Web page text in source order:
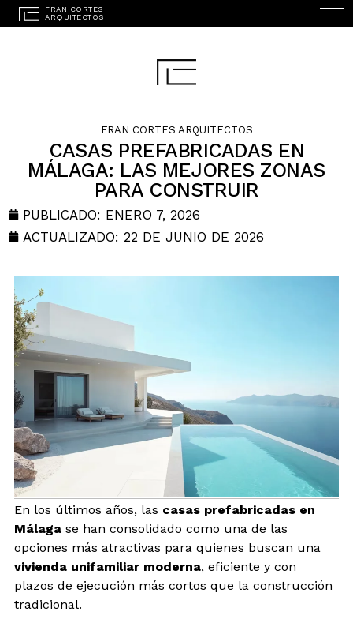
ESTUDIO
SERVICIOS
BLOG
CONTACTO
INTERIORISMO
TIENDA
ESPAÑOL
FRAN CORTES ARQUITECTOS
CASAS PREFABRICADAS EN
MÁLAGA: LAS MEJORES ZONAS
PARA CONSTRUIR
PUBLICADO: ENERO 7, 2026
ACTUALIZADO: 22 DE JUNIO DE 2026
En los últimos años, las casas prefabricadas en
Málaga se han consolidado como una de las
opciones más atractivas para quienes buscan una
vivienda unifamiliar moderna, eficiente y con
plazos de ejecución más cortos que la construcción
tradicional.